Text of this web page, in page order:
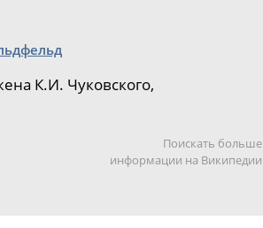
К.И. Чуковского,
Поискать больше
информации на Википедии